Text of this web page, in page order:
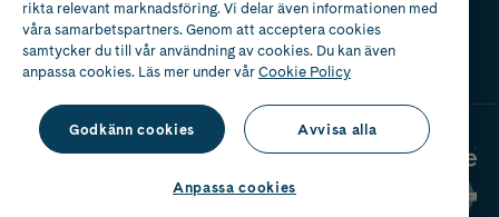
rikta relevant marknadsföring. Vi delar även informationen med
våra samarbetspartners. Genom att acceptera cookies
samtycker du till vår användning av cookies. Du kan även
anpassa cookies. Läs mer under vårCookie Policy
Godkänn cookies Avvisa alla
Anpassa cookies